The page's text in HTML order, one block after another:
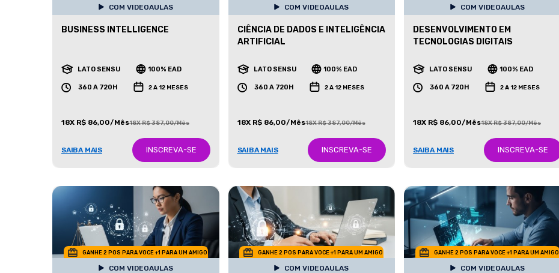
COM VIDEOAULAS
BUSINESS INTELLIGENCE
LATO SENSU 100% EAD
360 A 720H 2 A 12 MESES
18X R$ 86,00/Mês18X R$ 387,00/Mês
SAIBA MAIS INSCREVA-SE
COM VIDEOAULAS
CIÊNCIA DE DADOS E INTELIGÊNCIA
ARTIFICIAL
LATO SENSU 100% EAD
360 A 720H 2 A 12 MESES
18X R$ 86,00/Mês18X R$ 387,00/Mês
SAIBA MAIS INSCREVA-SE
COM VIDEOAULAS
DESENVOLVIMENTO EM
TECNOLOGIAS DIGITAIS
LATO SENSU 100% EAD
360 A 720H 2 A 12 MESES
18X R$ 86,00/Mês18X R$ 387,00/Mês
SAIBA MAIS INSCREVA-SE
GANHE 2 POS PARA VOCE +1 PARA UM AMIGO
COM VIDEOAULAS
GANHE 2 POS PARA VOCE +1 PARA UM AMIGO
COM VIDEOAULAS
GANHE 2 POS PARA VOCE +1 PARA UM AMIGO
COM VIDEOAULAS